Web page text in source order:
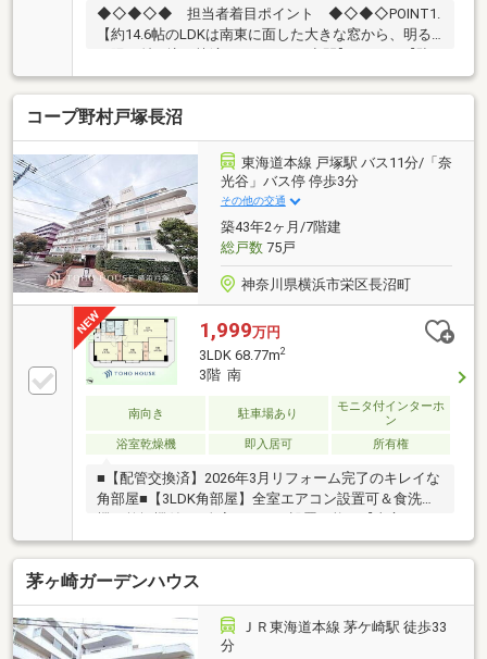
◆◇◆◇◆ 担当者着目ポイント ◆◇◆◇POINT1.
【約14.6帖のLDKは南東に面した大きな窓から、明る
車場1台無償で使用可能(車種による制限あり)。レジャ
ーやショッピングも気軽に楽しめます】POINT3.【2ヶ
所のバルコニーは陽当り良好。奥行きがあるのでチェ
アを置いてティータイムもおすすめ】POINT4.【2020
年1月にフルリフォームを実施したお部屋です ぜひ
ご覧下さい】
◇◆◇◆◇◆◇◆◇◆◇◆◇◆◇◆◇◆◇～東急リ
バブル藤沢センターまでお問い合わせ下さい～『スー
モを見て』とお伝えいただくとスムーズです
コープ野村戸塚長沼
東海道本線 戸塚駅 バス11分/「奈
光谷」バス停 停歩3分
その他の交通
築43年2ヶ月/7階建
総戸数75戸
神奈川県横浜市栄区長沼町
1,999万円
3LDK 68.77m2
3階 南
南向き 駐車場あり
モニタ付インターホ
ン
浴室乾燥機
即入居可 所有権
■【配管交換済】2026年3月リフォーム完了のキレイな
角部屋■【3LDK角部屋】全室エアコン設置可＆食洗
ス溝の口】■Google口コミ評価点4.9点！ お陰様で
《1000件Over》の口コミ数！ 多くのお客様にお喜び
頂いております！■グループ創業50年／全国9位の実
績 これまで蓄積されたノウハウ・圧倒的な情報力
で、 ポータルサイト未掲載の物件もご紹介可能で
す。 ご購入・ご売却・お買替え全てをサポート♪■東
茅ヶ崎ガーデンハウス
ＪＲ東海道本線 茅ケ崎駅 徒歩33
分